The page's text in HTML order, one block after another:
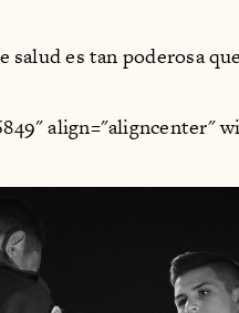
salud es tan poderosa
align="aligncenter"